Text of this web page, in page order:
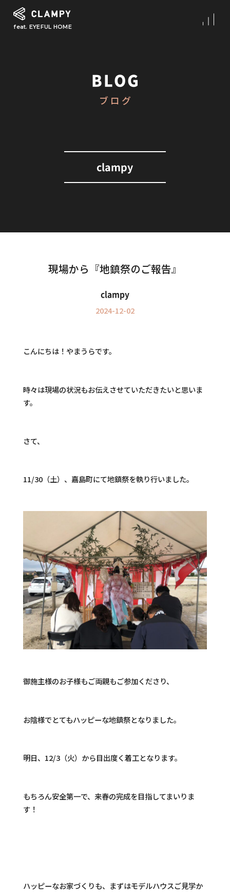
feat. EYEFUL HOME
Our Works
Information
BLOG
ブログ
clampy
現場から『地鎮祭のご報告』
clampy
2024-12-02
こんにちは！やまうらです。
時々は現場の状況もお伝えさせていただきたいと思いま
す。
さて、
11/30（土）、嘉島町にて地鎮祭を執り行いました。
御施主様のお子様もご両親もご参加くださり、
お陰様でとてもハッピーな地鎮祭となりました。
明日、12/3（火）から目出度く着工となります。
もちろん安全第一で、来春の完成を目指してまいりま
す！
ハッピーなお家づくりも、まずはモデルハウスご見学か